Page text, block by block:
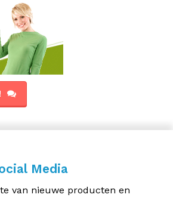
Media
van nieuwe producten en